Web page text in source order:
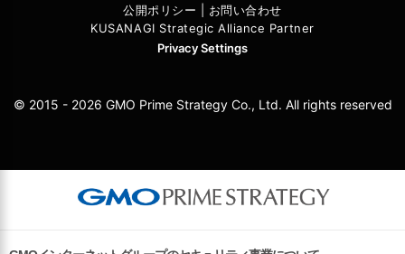
公開ポリシー
お問い合わせ
KUSANAGI Strategic Alliance Partner
Privacy Settings
© 2015 - 2026 GMO Prime Strategy Co., Ltd. All rights reserved